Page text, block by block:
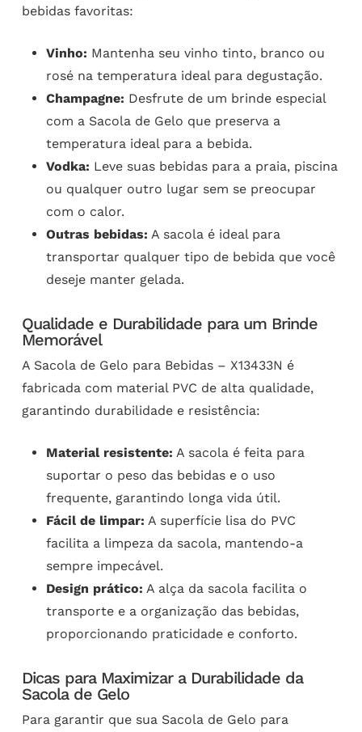
bebidas favoritas:
Vinho: Mantenha seu vinho tinto, branco ou
rosé na temperatura ideal para degustação.
Champagne: Desfrute de um brinde especial
com a Sacola de Gelo que preserva a
temperatura ideal para a bebida.
Vodka: Leve suas bebidas para a praia, piscina
ou qualquer outro lugar sem se preocupar
com o calor.
Outras bebidas: A sacola é ideal para
transportar qualquer tipo de bebida que você
deseje manter gelada.
Qualidade e Durabilidade para um Brinde
Memorável
A Sacola de Gelo para Bebidas – X13433N é
fabricada com material PVC de alta qualidade,
garantindo durabilidade e resistência:
Material resistente: A sacola é feita para
suportar o peso das bebidas e o uso
frequente, garantindo longa vida útil.
Fácil de limpar: A superfície lisa do PVC
facilita a limpeza da sacola, mantendo-a
sempre impecável.
Design prático: A alça da sacola facilita o
transporte e a organização das bebidas,
proporcionando praticidade e conforto.
Dicas para Maximizar a Durabilidade da
Sacola de Gelo
Para garantir que sua Sacola de Gelo para